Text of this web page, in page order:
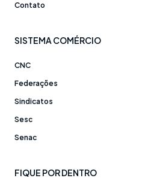
Contato
SISTEMA COMÉRCIO
CNC
Federações
Sindicatos
Sesc
Senac
FIQUE POR DENTRO